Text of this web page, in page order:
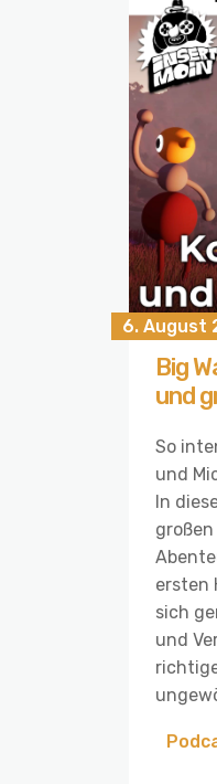
6. August
Big
und
So
und
In
ersten
sich
und